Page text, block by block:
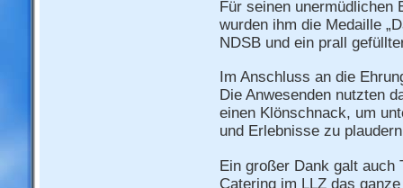
Für seinen unermüdlichen
wurden ihm die Medaille
NDSB und ein prall
Im Anschluss an die
Die Anwesenden nutzten
einen Klönschnack, um
und Erlebnisse zu
Ein großer Dank galt auch
Catering im LLZ das